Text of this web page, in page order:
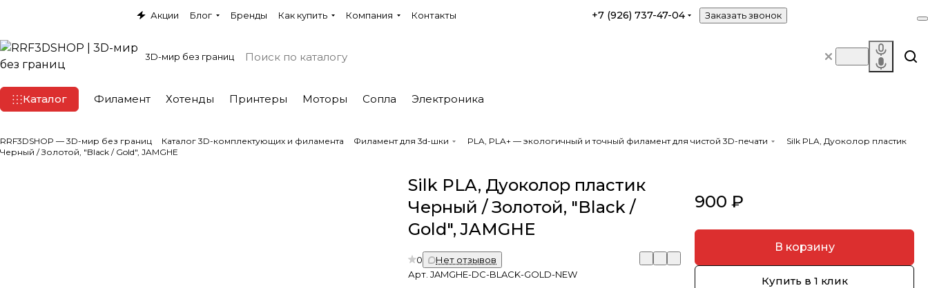
Акции Блог Бренды Как купить Компания Контакты +7 (926) 737-47-04 Заказать звонок
3D-мир без границ
Каталог Филамент Хотенды Принтеры Моторы Сопла Электроника
RRF3DSHOP — 3D-мир без границ Каталог 3D-комплектующих и филамента Филамент для 3d-шки PLA, PLA+ — экологичный и точный филамент для чистой 3D-печати
Silk PLA, Дуоколор пластик
Черный / Золотой, "Black / Gold", JAMGHE
Silk PLA, Дуоколор пластик
Черный / Золотой, "Black /
Gold", JAMGHE
0
Нет отзывов
Арт.JAMGHE-DC-BLACK-GOLD-NEW
900 ₽
В корзину
Купить в 1 клик